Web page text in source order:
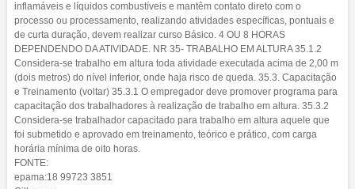
inflamáveis e líquidos combustíveis e mantêm contato direto com o
processo ou processamento, realizando atividades específicas, pontuais e
de curta duração, devem realizar curso Básico. 4 OU 8 HORAS
DEPENDENDO DA ATIVIDADE. NR 35- TRABALHO EM ALTURA 35.1.2
Considera-se trabalho em altura toda atividade executada acima de 2,00 m
(dois metros) do nível inferior, onde haja risco de queda. 35.3. Capacitação
e Treinamento (voltar) 35.3.1 O empregador deve promover programa para
capacitação dos trabalhadores à realização de trabalho em altura. 35.3.2
Considera-se trabalhador capacitado para trabalho em altura aquele que
foi submetido e aprovado em treinamento, teórico e prático, com carga
horária mínima de oito horas.
FONTE:
epama:18 99723 3851